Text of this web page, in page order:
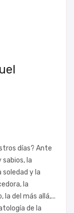
días? Ante
sabios, la
y la
la
del más allá,...
de la